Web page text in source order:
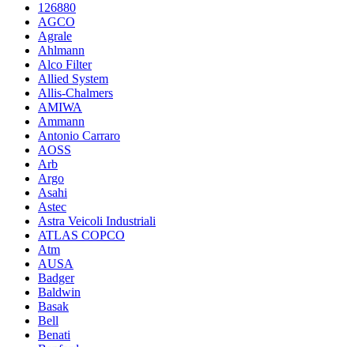
126880
AGCO
Agrale
Ahlmann
Alco Filter
Allied System
Allis-Chalmers
AMIWA
Ammann
Antonio Carraro
AOSS
Arb
Argo
Asahi
Astec
Astra Veicoli Industriali
ATLAS COPCO
Atm
AUSA
Badger
Baldwin
Basak
Bell
Benati